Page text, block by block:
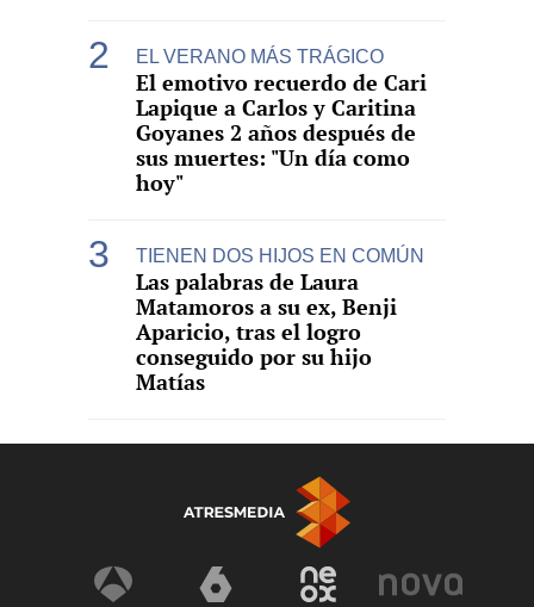
EL VERANO MÁS TRÁGICO
El emotivo recuerdo de Cari
Lapique a Carlos y Caritina
Goyanes 2 años después de
sus muertes: "Un día como
hoy"
TIENEN DOS HIJOS EN COMÚN
Las palabras de Laura
Matamoros a su ex, Benji
Aparicio, tras el logro
conseguido por su hijo
Matías